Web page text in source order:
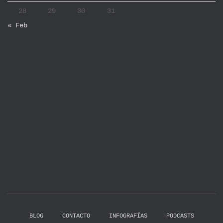
28 29 30
31
« Feb
BLOG CONTACTO INFOGRAFÍAS PODCASTS